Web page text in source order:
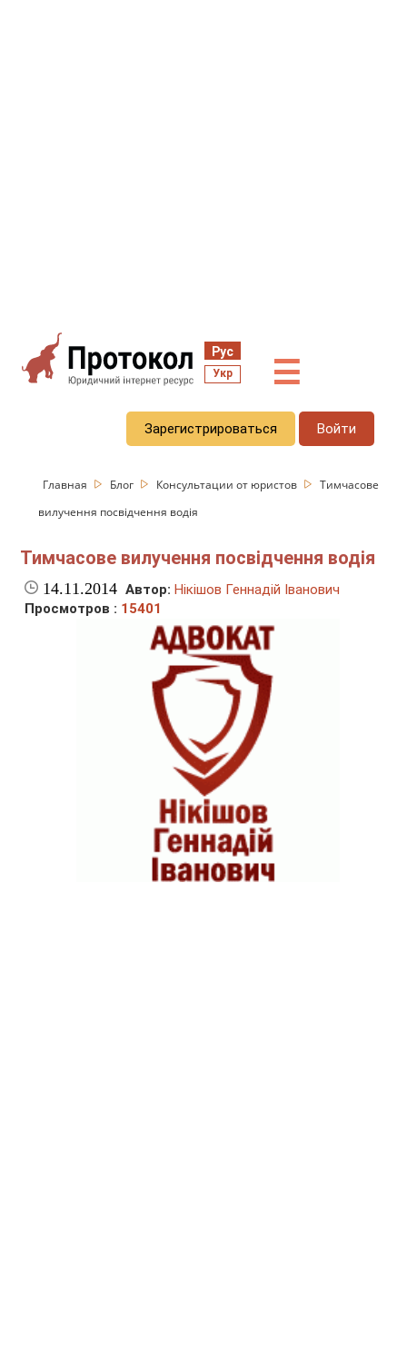
Рус
Укр ☰
Зарегистрироваться Войти
Главная Блог Консультации от юристов
Тимчасове
вилучення посвідчення водія
Тимчасове вилучення посвідчення водія
14.11.2014 Автор: Нікішов Геннадій Іванович
Просмотров : 15401